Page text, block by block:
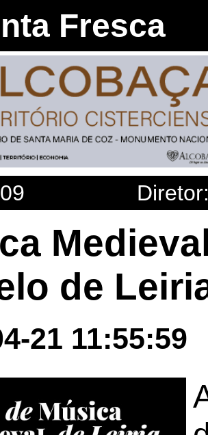
Fresca
de
21 11:55:59